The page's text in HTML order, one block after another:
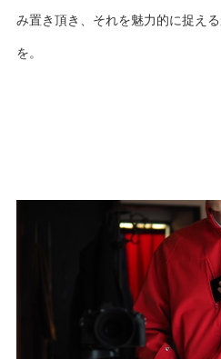
み置き頂き、それを魅力的に捉え
を。